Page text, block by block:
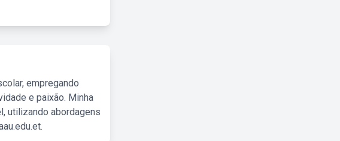
empregando
e paixão. Minha
utilizando abordagens